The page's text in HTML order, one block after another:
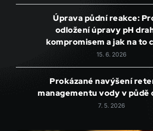
Úprava půdní reakce:
odložení úpravy pH
kompromisem a jak na to
15. 6. 2026
Prokázané navýšení
managementu vody v půdě
7. 5. 2026